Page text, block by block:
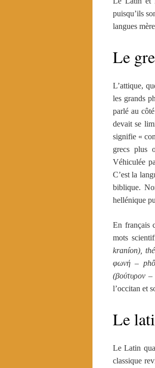
puisqu’ils
langues
Le
L’attique,
les grands
parlé au
devait se
signifie «
grecs plus
Véhiculée
C’est la
biblique.
hellénique
En français
mots
kraníon),
φωνή –
(βούτυρον
l’occitan et
Le
Le Latin
classique